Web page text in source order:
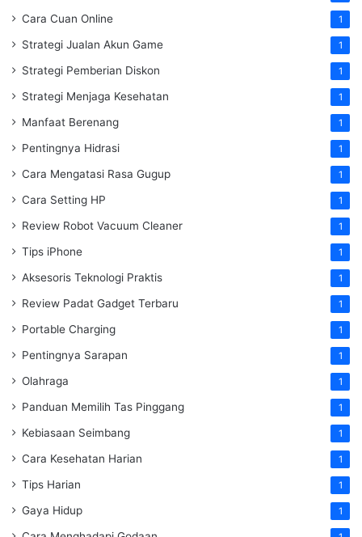
Cara Cuan Online 1
Strategi Jualan Akun Game 1
Strategi Pemberian Diskon 1
Strategi Menjaga Kesehatan 1
Manfaat Berenang 1
Pentingnya Hidrasi 1
Cara Mengatasi Rasa Gugup 1
Cara Setting HP 1
Review Robot Vacuum Cleaner 1
Tips iPhone 1
Aksesoris Teknologi Praktis 1
Review Padat Gadget Terbaru 1
Portable Charging 1
Pentingnya Sarapan 1
Olahraga 1
Panduan Memilih Tas Pinggang 1
Kebiasaan Seimbang 1
Cara Kesehatan Harian 1
Tips Harian 1
Gaya Hidup 1